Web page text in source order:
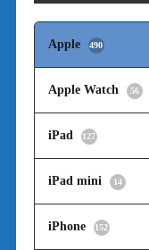
Apple 490
Apple Watch 56
iPad 127
iPad mini 14
iPhone 152